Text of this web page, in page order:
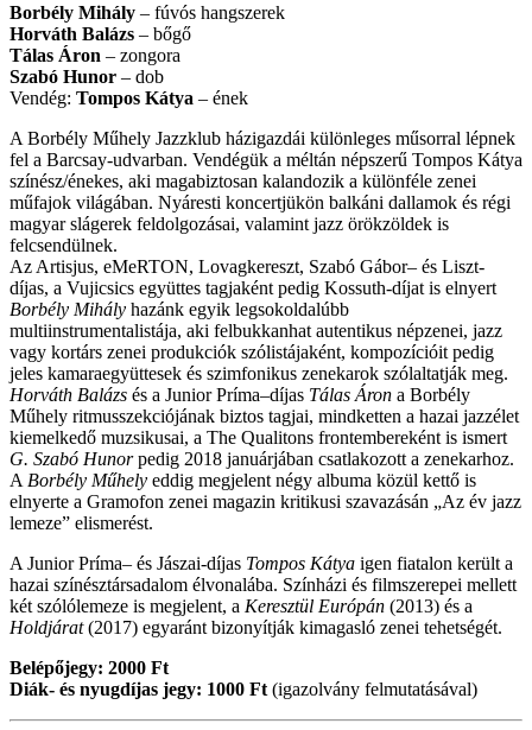
Borbély Mihály – fúvós hangszerek
Horváth Balázs – bőgő
Tálas Áron – zongora
Szabó Hunor – dob
Vendég: Tompos Kátya – ének
A Borbély Műhely Jazzklub házigazdái különleges műsor­ral lépnek
fel a Barcsay-udvarban. Vendégük a méltán népszerű Tompos Kátya
színész/énekes, aki magabiz­tosan kalandozik a különféle zenei
műfajok világában. Nyáresti koncertjükön balkáni dallamok és régi
magyar slágerek feldolgozásai, valamint jazz örökzöldek is
felcsendülnek.
Az Artisjus, eMeRTON, Lovagkereszt, Szabó Gábor– és Liszt-
díjas, a Vujicsics együttes tagjaként pedig Kossuth-díjat is elnyert
Borbély Mihály hazánk egyik legsokolda­lúbb
multiinstrumentalistája, aki felbukkanhat autentikus népzenei, jazz
vagy kortárs zenei produkciók szólistá­jaként, kompozícióit pedig
jeles kamaraegyüttesek és szimfonikus zenekarok szólaltatják meg.
Horváth Balázs és a Junior Príma–díjas Tálas Áron a Borbély
Műhely ritmusszekciójának biztos tagjai, mindketten a hazai jazzélet
kiemelkedő muzsikusai, a The Qualitons front­embereként is ismert
G. Szabó Hunorpedig 2018 janu­árjában csatlakozott a zenekarhoz.
A Borbély Műhely eddig megjelent négy albuma közül kettő is
elnyerte a Gramofon zenei magazin kritikusi szavazásán „Az év jazz
lemeze” elismerést.
A Junior Príma– és Jászai-díjas Tompos Kátya igen fiata­lon került a
hazai színésztársadalom élvonalába. Színházi és filmszerepei mellett
két szólólemeze is megjelent, a Keresztül Európán (2013) és a
Holdjárat(2017) egyaránt bizonyítják kimagasló zenei tehetségét.
Belépőjegy: 2000 Ft
Diák- és nyugdíjas jegy: 1000 Ft (igazolvány felmutatásával)